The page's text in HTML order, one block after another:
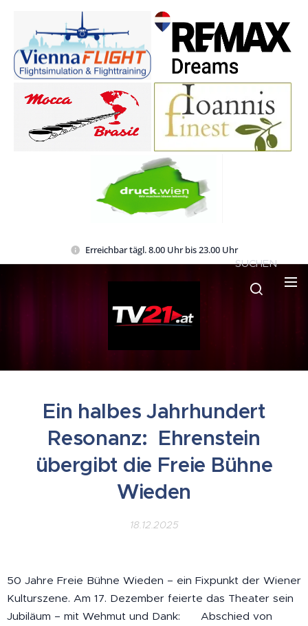
Erreichbar tägl. 8.00 Uhr bis 23.00 Uhr
SUCHEN
Ein halbes Jahrhundert
Resonanz: Ehrenstein
übergibt die Freie Bühne
Wieden
18.12.2025
50 Jahre Freie Bühne Wieden – ein Fixpunkt der Wiener
Kulturszene. Am 17. Dezember feierte das Theater sein
Jubiläum – mit Wehmut und Dank: 👉 Abschied von